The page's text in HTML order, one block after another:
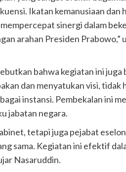
Ikatan kemanusiaan dan
sinergi dalam
arahan Presiden Prabowo,”
bahwa kegiatan ini juga
dan menyatukan visi, tidak
instansi. Pembekalan ini
jabatan negara.
tetapi juga pejabat eselon
sama. Kegiatan ini efektif
Nasaruddin.